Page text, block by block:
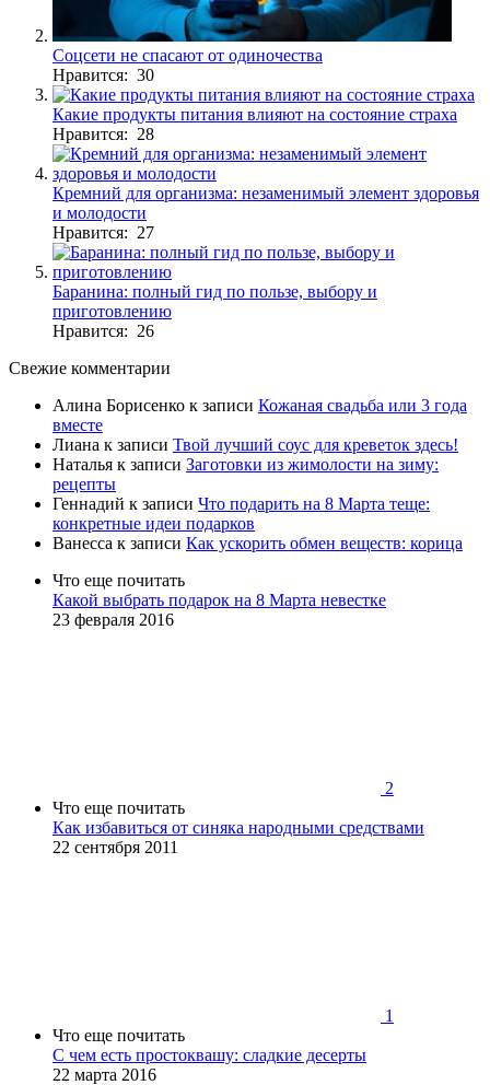
Соцсети не спасают от одиночества
Нравится: 30
Какие продукты питания влияют на состояние страха
Нравится: 28
Кремний для организма: незаменимый элемент здоровья
и молодости
Нравится: 27
Баранина: полный гид по пользе, выбору и
приготовлению
Нравится: 26
Свежие комментарии
Алина Борисенко к записи Кожаная свадьба или 3 года
вместе
Лиана к записи Твой лучший соус для креветок здесь!
Наталья к записи Заготовки из жимолости на зиму:
рецепты
Геннадий к записи Что подарить на 8 Марта теще:
конкретные идеи подарков
Ванесса к записи Как ускорить обмен веществ: корица
Что еще почитать
Какой выбрать подарок на 8 Марта невестке
23 февраля 2016
2
Что еще почитать
Как избавиться от синяка народными средствами
22 сентября 2011
1
Что еще почитать
C чем есть простоквашу: сладкие десерты
22 марта 2016